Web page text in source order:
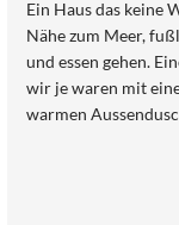
Ein Haus das keine
Nähe zum Meer,
und essen gehen.
wir je waren mit
warmen